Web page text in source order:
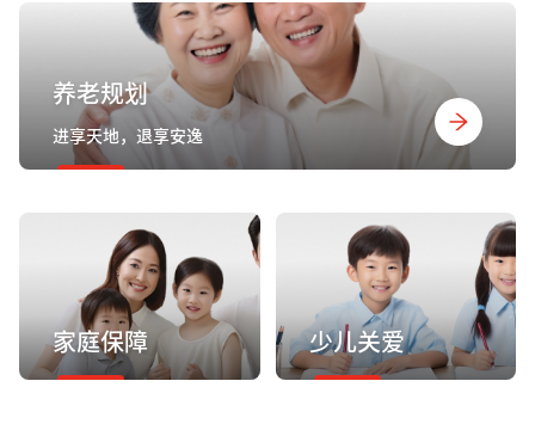
养老规划
进享天地，退享安逸
家庭保障 少儿关爱